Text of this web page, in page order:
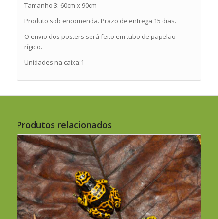
Tamanho 3: 60cm x 90cm
Produto sob encomenda. Prazo de entrega 15 dias.
O envio dos posters será feito em tubo de papelão
rígido.
Unidades na caixa:1
Produtos relacionados